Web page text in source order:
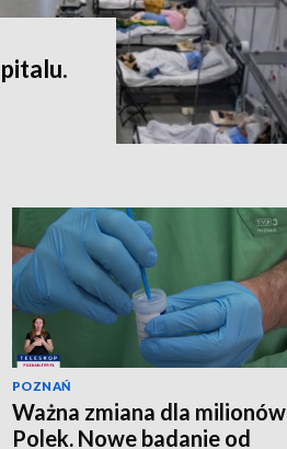
POZNAŃ
Ważna zmiana dla milionów
Polek. Nowe badanie od